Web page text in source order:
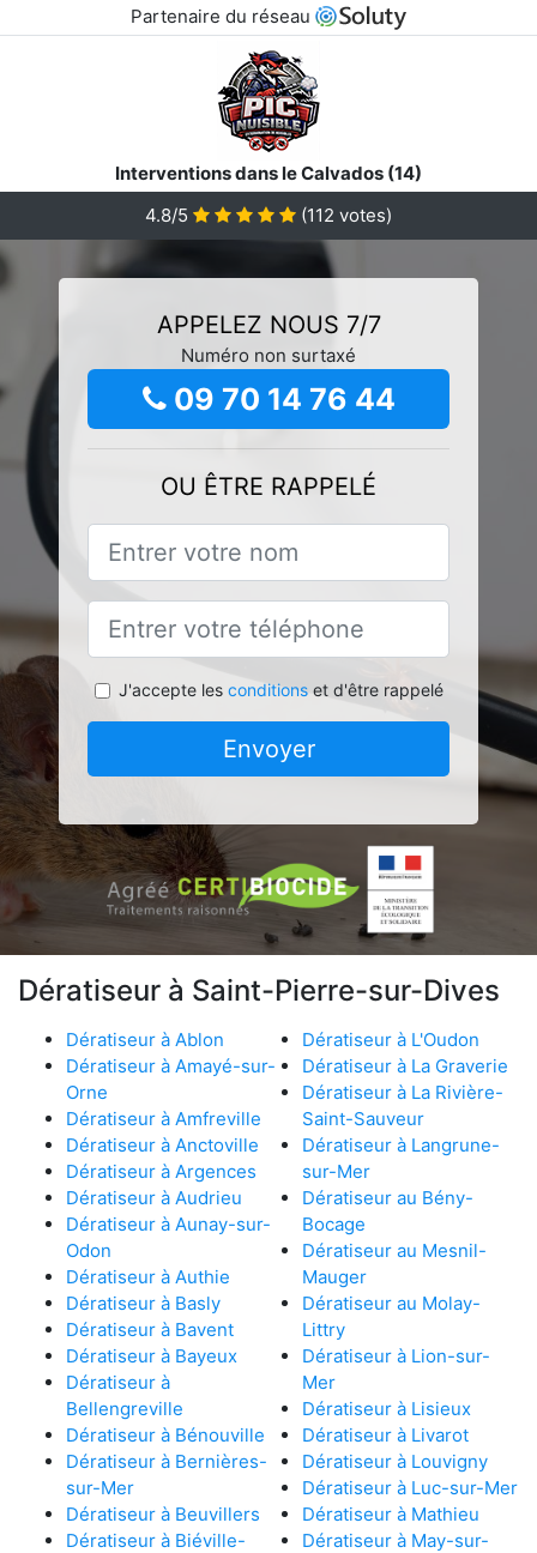
Partenaire du réseau
Interventions dans le Calvados (14)
4.8/5
(112 votes)
APPELEZ NOUS 7/7
Numéro non surtaxé
09 70 14 76 44
OU ÊTRE RAPPELÉ
J'accepte les conditionset d'être rappelé
Envoyer
Dératiseur à Saint-Pierre-sur-Dives
Dératiseur à Ablon
Dératiseur à Amayé-sur-
Orne
Dératiseur à Amfreville
Dératiseur à Anctoville
Dératiseur à Argences
Dératiseur à Audrieu
Dératiseur à Aunay-sur-
Odon
Dératiseur à Authie
Dératiseur à Basly
Dératiseur à Bavent
Dératiseur à Bayeux
Dératiseur à
Bellengreville
Dératiseur à Bénouville
Dératiseur à Bernières-
sur-Mer
Dératiseur à Beuvillers
Dératiseur à Biéville-
Dératiseur à L'Oudon
Dératiseur à La Graverie
Dératiseur à La Rivière-
Saint-Sauveur
Dératiseur à Langrune-
sur-Mer
Dératiseur au Bény-
Bocage
Dératiseur au Mesnil-
Mauger
Dératiseur au Molay-
Littry
Dératiseur à Lion-sur-
Mer
Dératiseur à Lisieux
Dératiseur à Livarot
Dératiseur à Louvigny
Dératiseur à Luc-sur-Mer
Dératiseur à Mathieu
Dératiseur à May-sur-